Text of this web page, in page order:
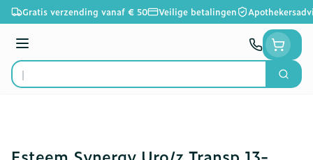
Ga naar de inhoud
Gratis verzending vanaf € 50 Veilige betalingen
Menu
Product, merk, categorie...
Zoek